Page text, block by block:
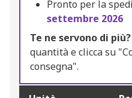
Pronto per la
settembre 2026
Te ne servono di più?
quantità e clicca su
consegna".